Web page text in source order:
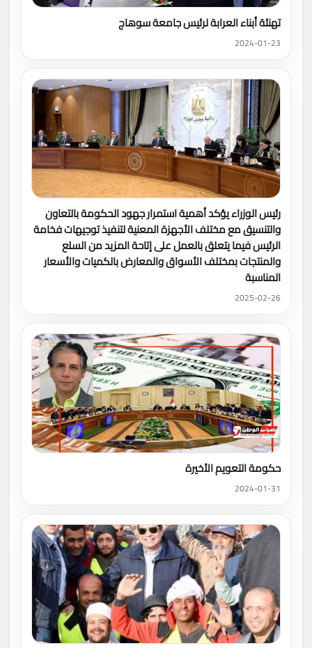
تهنئة أبناء العرابة لرئيس جامعة سوهاج
2024-01-23
رئيس الوزراء يؤكد أهمية استمرار جهود الحكومة بالتعاون
والتنسيق مع مختلف الأجهزة المعنية لتنفيذ توجيهات فخامة
الرئيس فيما يتعلق بالعمل على إتاحة المزيد من السلع
والمنتجات بمختلف الأسواق والمعارض بالكميات والأسعار
المناسبة
2025-02-26
حكومة التعويم الأخيرة
2024-01-31